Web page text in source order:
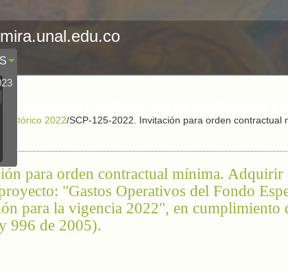
Histórico 2022/SCP-125-2022. Invitación para orden contractual
para orden contractual mínima. Adquirir
"Gastos Operativos del Fondo
para la vigencia 2022", en cumplimiento
996 de 2005).